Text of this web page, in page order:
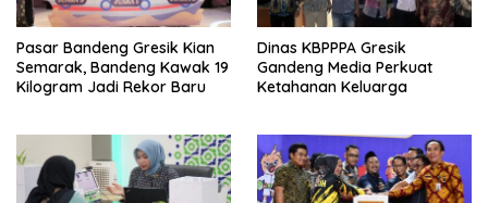
Pasar Bandeng Gresik Kian
Semarak, Bandeng Kawak 19
Kilogram Jadi Rekor Baru
Dinas KBPPPA Gresik
Gandeng Media Perkuat
Ketahanan Keluarga